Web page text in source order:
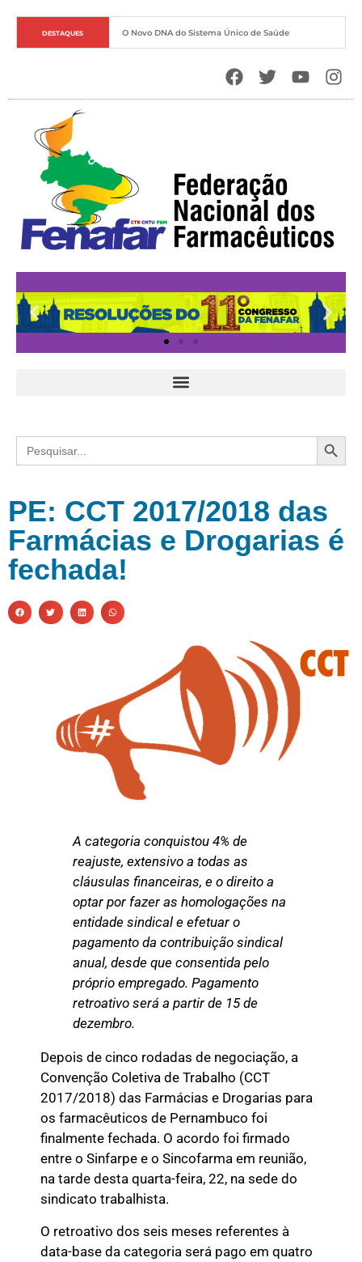
DESTAQUES O Novo DNA do Sistema Único de Saúde
Search
for:
PE: CCT 2017/2018 das
Farmácias e Drogarias é
fechada!
A categoria conquistou 4% de
reajuste, extensivo a todas as
cláusulas financeiras, e o direito a
optar por fazer as homologações na
entidade sindical e efetuar o
pagamento da contribuição sindical
anual, desde que consentida pelo
próprio empregado. Pagamento
retroativo será a partir de 15 de
dezembro.
Depois de cinco rodadas de negociação, a
Convenção Coletiva de Trabalho (CCT
2017/2018) das Farmácias e Drogarias para
os farmacêuticos de Pernambuco foi
finalmente fechada. O acordo foi firmado
entre o Sinfarpe e o Sincofarma em reunião,
na tarde desta quarta-feira, 22, na sede do
sindicato trabalhista.
O retroativo dos seis meses referentes à
data-base da categoria será pago em quatro